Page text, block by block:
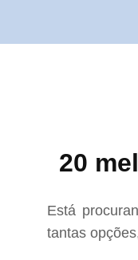
20
Está
tantas